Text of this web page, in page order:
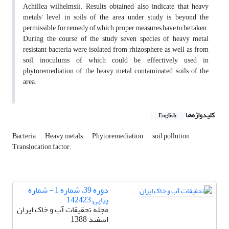
Achillea wilhelmsii. Results obtained also indicate that heavy
metals’ level in soils of the area under study is beyond the
permissible, for remedy of which proper measures have to be taken.
During the course of the study seven species of heavy metal
resistant bacteria were isolated from rhizosphere as well as from
soil, inoculums of which could be effectively used in
phytoremediation of the heavy metal contaminated soils of the
area.
کلیدواژه‌ها English
Bacteria Heavy metals Phytoremediation soil pollution
Translocation factor.
دوره 39، شماره 1 - شماره
پیاپی 142423
مجله تحقیقات آب و خاک ایران
اسفند 1388